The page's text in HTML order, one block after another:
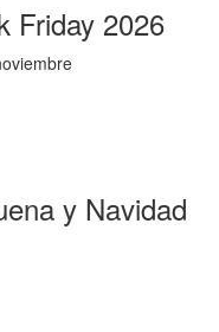
Friday 2026
y Navidad